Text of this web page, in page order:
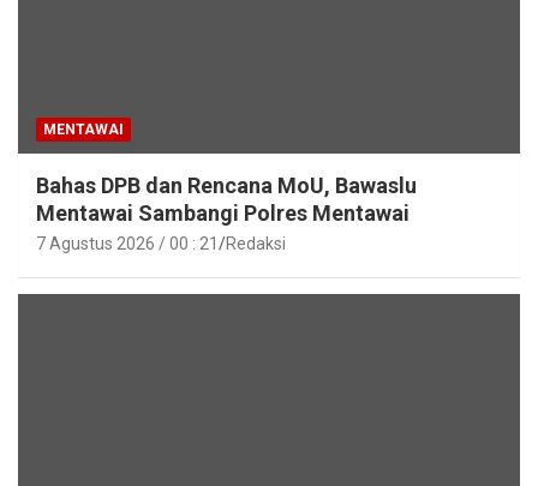
MENTAWAI
Bahas DPB dan Rencana MoU, Bawaslu
Mentawai Sambangi Polres Mentawai
7 Agustus 2026 / 00 : 21 Redaksi